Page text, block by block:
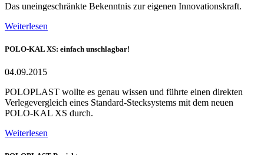
Das uneingeschränkte Bekenntnis zur eigenen Innovationskraft.
Weiterlesen
POLO-KAL XS: einfach unschlagbar!
04.09.2015
POLOPLAST wollte es genau wissen und führte einen direkten
Verlegevergleich eines Standard-Stecksystems mit dem neuen
POLO-KAL XS durch.
Weiterlesen